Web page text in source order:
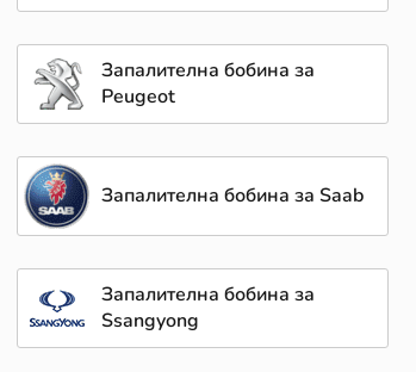
Запалителна бобина за
Peugeot
Запалителна бобина за Saab
Запалителна бобина за
Ssangyong